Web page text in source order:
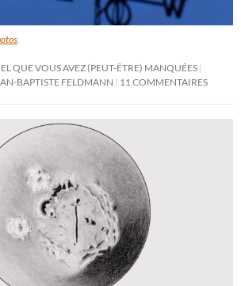
.
QUE VOUS AVEZ (PEUT-ÊTRE) MANQUÉES
BAPTISTE FELDMANN 11 COMMENTAIRES